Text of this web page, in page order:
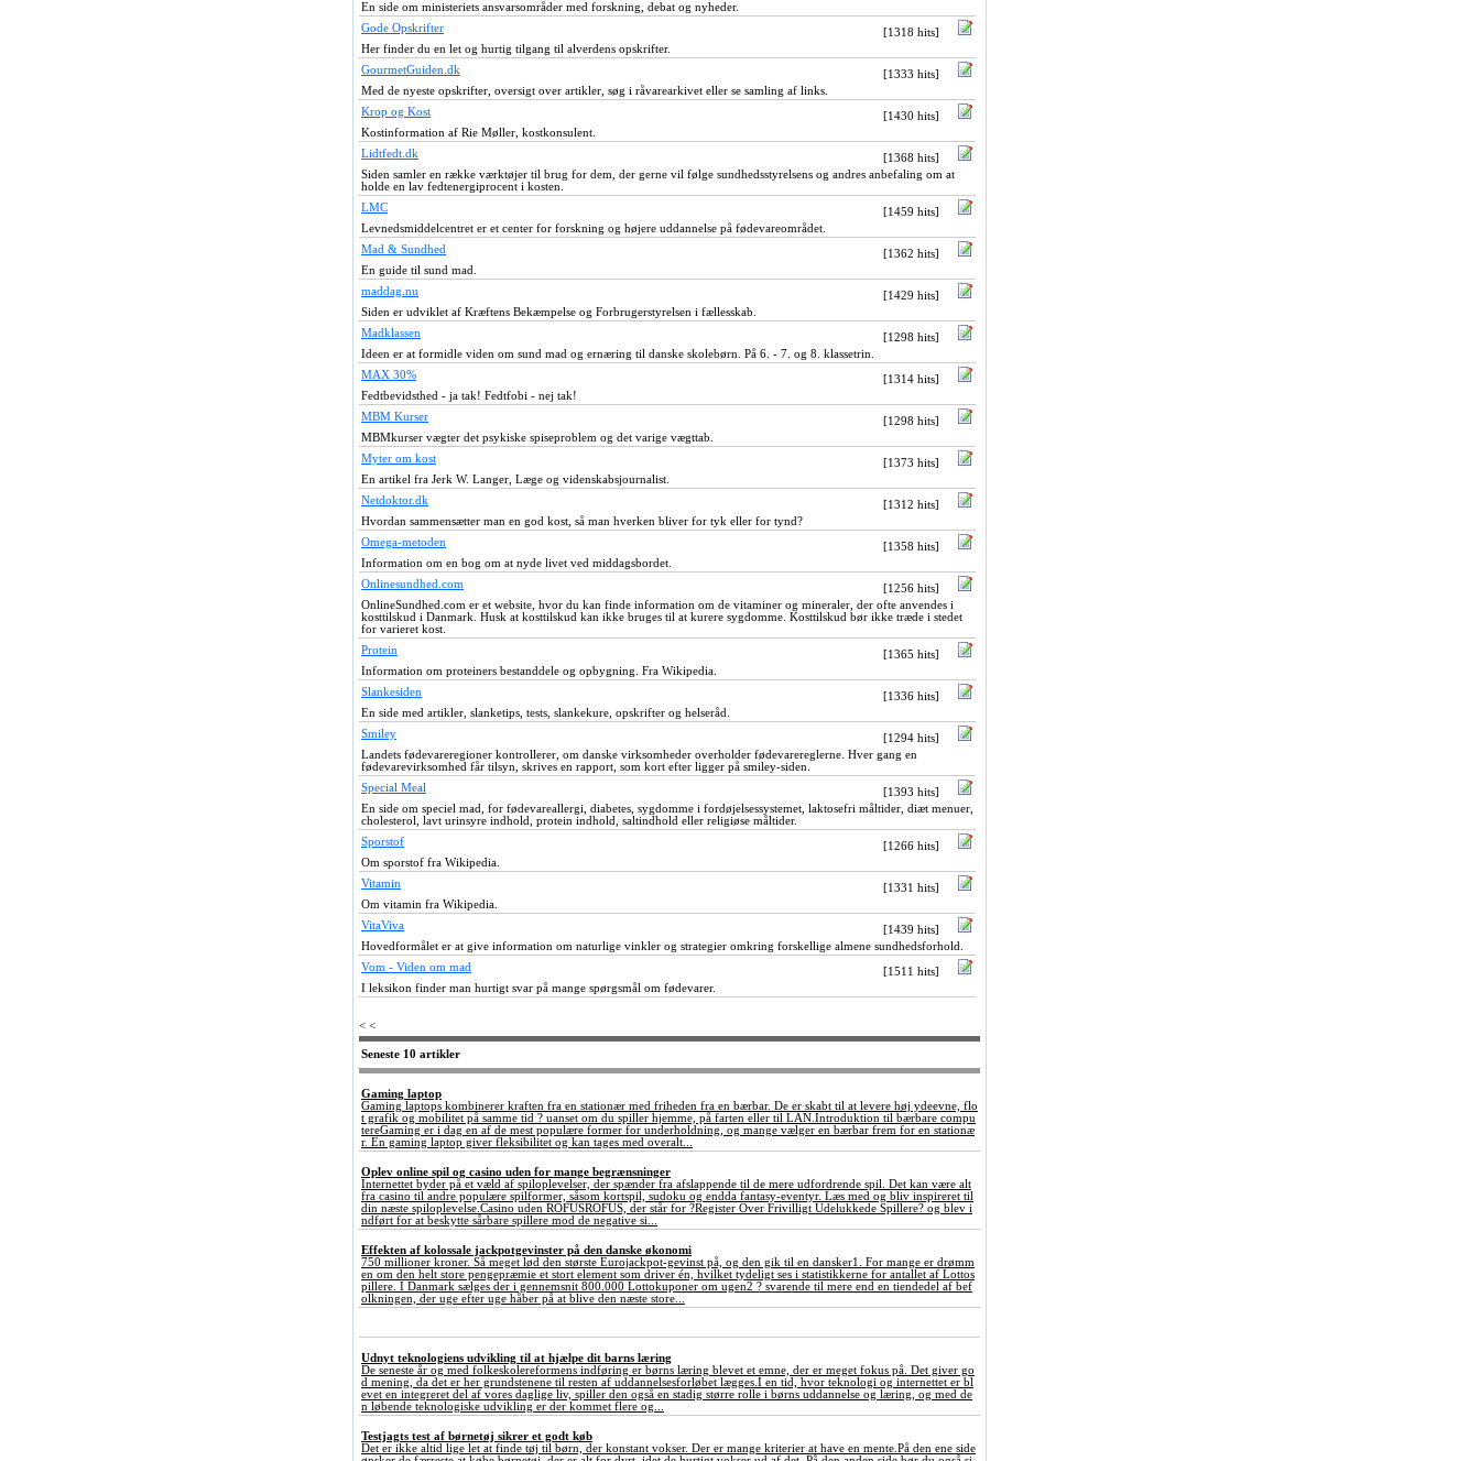
En side om ministeriets ansvarsområder med forskning, debat og nyheder.
Gode Opskrifter
[1318 hits]
Her finder du en let og hurtig tilgang til alverdens opskrifter.
GourmetGuiden.dk
[1333 hits]
Med de nyeste opskrifter, oversigt over artikler, søg i råvarearkivet eller se samling af links.
Krop og Kost
[1430 hits]
Kostinformation af Rie Møller, kostkonsulent.
Lidtfedt.dk
[1368 hits]
Siden samler en række værktøjer til brug for dem, der gerne vil følge sundhedsstyrelsens og andres anbefaling om at
holde en lav fedtenergiprocent i kosten.
LMC
[1459 hits]
Levnedsmiddelcentret er et center for forskning og højere uddannelse på fødevareområdet.
Mad & Sundhed
[1362 hits]
En guide til sund mad.
maddag.nu
[1429 hits]
Siden er udviklet af Kræftens Bekæmpelse og Forbrugerstyrelsen i fællesskab.
Madklassen
[1298 hits]
Ideen er at formidle viden om sund mad og ernæring til danske skolebørn. På 6. - 7. og 8. klassetrin.
MAX 30%
[1314 hits]
Fedtbevidsthed - ja tak! Fedtfobi - nej tak!
MBM Kurser
[1298 hits]
MBMkurser vægter det psykiske spiseproblem og det varige vægttab.
Myter om kost
[1373 hits]
En artikel fra Jerk W. Langer, Læge og videnskabsjournalist.
Netdoktor.dk
[1312 hits]
Hvordan sammensætter man en god kost, så man hverken bliver for tyk eller for tynd?
Omega-metoden
[1358 hits]
Information om en bog om at nyde livet ved middagsbordet.
Onlinesundhed.com
[1256 hits]
OnlineSundhed.com er et website, hvor du kan finde information om de vitaminer og mineraler, der ofte anvendes i
kosttilskud i Danmark. Husk at kosttilskud kan ikke bruges til at kurere sygdomme. Kosttilskud bør ikke træde i stedet
for varieret kost.
Protein
[1365 hits]
Information om proteiners bestanddele og opbygning. Fra Wikipedia.
Slankesiden
[1336 hits]
En side med artikler, slanketips, tests, slankekure, opskrifter og helseråd.
Smiley
[1294 hits]
Landets fødevareregioner kontrollerer, om danske virksomheder overholder fødevarereglerne. Hver gang en
fødevarevirksomhed får tilsyn, skrives en rapport, som kort efter ligger på smiley-siden.
Special Meal
[1393 hits]
En side om speciel mad, for fødevareallergi, diabetes, sygdomme i fordøjelsessystemet, laktosefri måltider, diæt menuer,
cholesterol, lavt urinsyre indhold, protein indhold, saltindhold eller religiøse måltider.
Sporstof
[1266 hits]
Om sporstof fra Wikipedia.
Vitamin
[1331 hits]
Om vitamin fra Wikipedia.
VitaViva
[1439 hits]
Hovedformålet er at give information om naturlige vinkler og strategier omkring forskellige almene sundhedsforhold.
Vom - Viden om mad
[1511 hits]
I leksikon finder man hurtigt svar på mange spørgsmål om fødevarer.
< <
Seneste 10 artikler
Gaming laptop
Gaming laptops kombinerer kraften fra en stationær med friheden fra en bærbar. De er skabt til at levere høj ydeevne, flo
t grafik og mobilitet på samme tid ? uanset om du spiller hjemme, på farten eller til LAN.Introduktion til bærbare compu
tereGaming er i dag en af de mest populære former for underholdning, og mange vælger en bærbar frem for en stationæ
r. En gaming laptop giver fleksibilitet og kan tages med overalt...
Oplev online spil og casino uden for mange begrænsninger
Internettet byder på et væld af spiloplevelser, der spænder fra afslappende til de mere udfordrende spil. Det kan være alt
fra casino til andre populære spilformer, såsom kortspil, sudoku og endda fantasy-eventyr. Læs med og bliv inspireret til
din næste spiloplevelse.Casino uden ROFUSROFUS, der står for ?Register Over Frivilligt Udelukkede Spillere? og blev i
ndført for at beskytte sårbare spillere mod de negative si...
Effekten af kolossale jackpotgevinster på den danske økonomi
750 millioner kroner. Så meget lød den største Eurojackpot-gevinst på, og den gik til en dansker1. For mange er drømm
en om den helt store pengepræmie et stort element som driver én, hvilket tydeligt ses i statistikkerne for antallet af Lottos
pillere. I Danmark sælges der i gennemsnit 800.000 Lottokuponer om ugen2 ? svarende til mere end en tiendedel af bef
olkningen, der uge efter uge håber på at blive den næste store...
Udnyt teknologiens udvikling til at hjælpe dit barns læring
De seneste år og med folkeskolereformens indføring er børns læring blevet et emne, der er meget fokus på. Det giver go
d mening, da det er her grundstenene til resten af uddannelsesforløbet lægges.I en tid, hvor teknologi og internettet er bl
evet en integreret del af vores daglige liv, spiller den også en stadig større rolle i børns uddannelse og læring, og med de
n løbende teknologiske udvikling er der kommet flere og...
Testjagts test af børnetøj sikrer et godt køb
Det er ikke altid lige let at finde tøj til børn, der konstant vokser. Der er mange kriterier at have en mente.På den ene side